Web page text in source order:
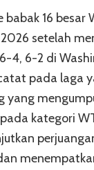
babak 16 besar
setelah
4, 6-2 di
pada laga
yang
kategori